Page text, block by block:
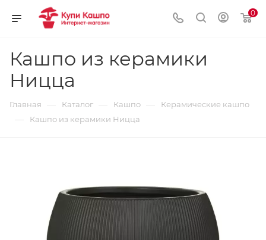
0
Кашпо из керамики
Ницца
Главная — Каталог — Кашпо — Керамические кашпо
— Кашпо из керамики Ницца